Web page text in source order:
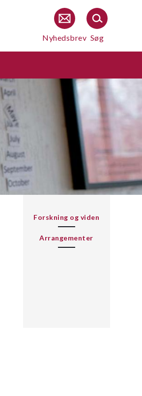
Nyhedsbrev Søg
Forskning og viden
Arrangementer